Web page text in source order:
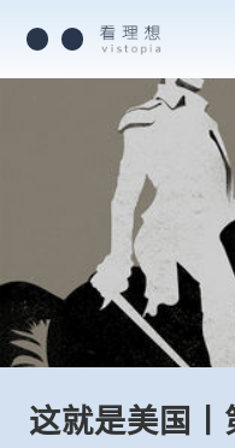
这就是美国丨